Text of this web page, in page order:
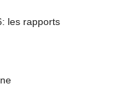
les rapports